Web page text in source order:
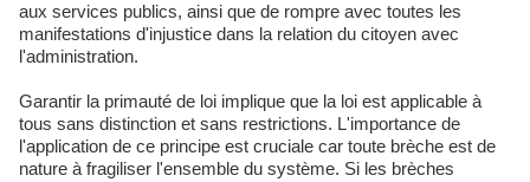
aux services publics, ainsi que de rompre avec toutes les
manifestations d'injustice dans la relation du citoyen avec
l'administration.
Garantir la primauté de loi implique que la loi est applicable à
tous sans distinction et sans restrictions. L'importance de
l'application de ce principe est cruciale car toute brèche est de
nature à fragiliser l'ensemble du système. Si les brèches